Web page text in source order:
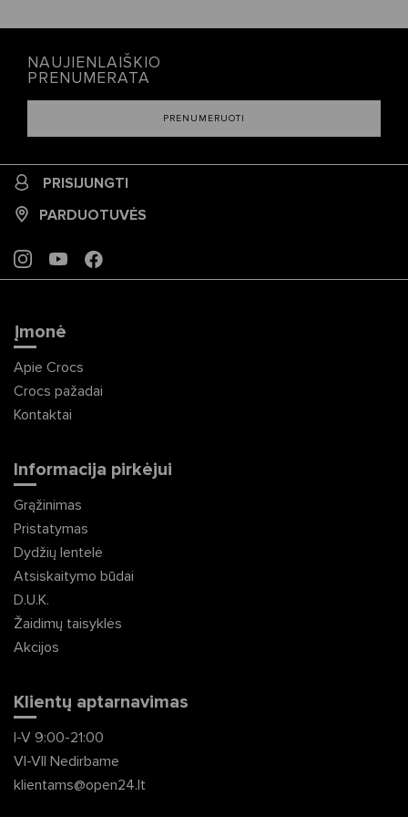
NAUJIENLAIŠKIO
PRENUMERATA
PRENUMERUOTI
PRISIJUNGTI
PARDUOTUVĖS
INSTAGRAM
YOUTUBEFACEBOOK
Įmonė
Apie Crocs
Crocs pažadai
Kontaktai
Informacija pirkėjui
Grąžinimas
Pristatymas
Dydžių lentelė
Atsiskaitymo būdai
D.U.K.
Žaidimų taisyklės
Akcijos
Klientų aptarnavimas
I-V 9:00-21:00
VI-VII Nedirbame
klientams@open24.lt